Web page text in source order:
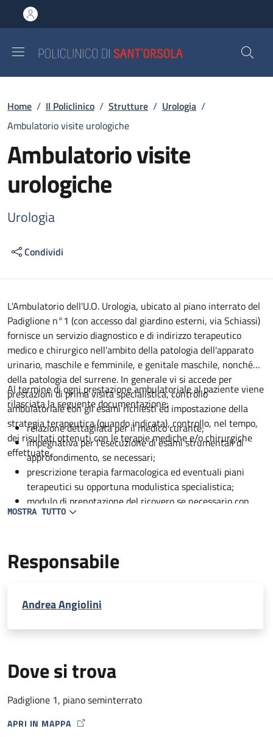
al contenuto principale
to footer content
Briciole di pane
Home / Il Policlinico / Strutture / Urologia /
Ambulatorio visite urologiche
Ambulatorio visite
urologiche
Urologia
Condividi
Descrizione
L'Ambulatorio dell'U.O. Urologia, ubicato al piano interrato del
Padiglione n°1 (con accesso dal giardino esterni, via Schiassi)
fornisce un servizio diagnostico e di indirizzo terapeutico
medico e chirurgico nell'ambito della patologia dell'apparato
urinario, maschile e femminile, e genitale maschile, nonché
della patologia del surrene. In generale vi si accede per
prestazioni di prima visita specialistica, controllo
ambulatoriale con gli esami richiesti ed impostazione della
strategia terapeutica (quando indicata), controllo, nel tempo,
dei risultati ottenuti con le terapie mediche e/o chirurgiche
effettuate.
Al termine di ogni prestazione ambulatoriale al paziente viene
rilasciata la seguente documentazione:
relazione dettagliata per il medico curante;
impegnativa per l'esecuzione di esami strumentali di
approfondimento, se necessari;
prescrizione terapia farmacologica ed eventuali piani
terapeutici su opportuna modulistica specialistica;
modulo di prenotazione del ricovero se necessario con
appropriata modulistica per l'esecuzione del percorso
caso.
MOSTRA TUTTO
Responsabile
Andrea Angiolini
Dove si trova
Padiglione 1, piano seminterrato
APRI IN MAPPA
MAP ICON